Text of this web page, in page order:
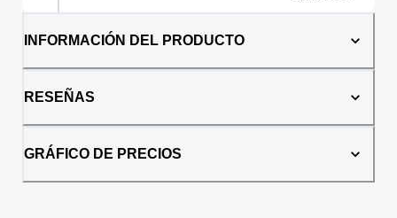
INFORMACIÓN DEL PRODUCTO
RESEÑAS
GRÁFICO DE PRECIOS